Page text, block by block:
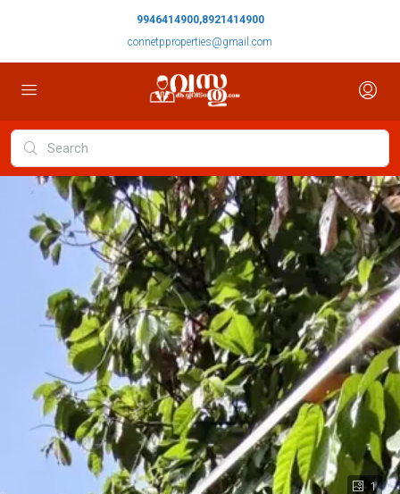
9946414900,8921414900
connetpproperties@gmail.com
1